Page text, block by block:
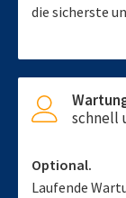
die sicherste
schnell
Optional.
Laufende